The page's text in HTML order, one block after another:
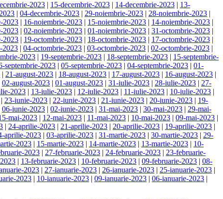
2023 | 15-decembrie-2023 | 14-decembrie-2023 | 13-
| 04-decembrie-2023 | 29-noiembrie-2023 | 28-noiembrie-2023 |
2023 | 16-noiembrie-2023 | 15-noiembrie-2023 | 14-noiembrie-2023 |
2023 | 02-noiembrie-2023 | 01-noiembrie-2023 | 31-octombrie-2023 |
2023 | 19-octombrie-2023 | 18-octombrie-2023 | 17-octombrie-2023 |
2023 | 04-octombrie-2023 | 03-octombrie-2023 | 02-octombrie-2023 |
2023 | 19-septembrie-2023 | 18-septembrie-2023 | 15-septembrie-
septembrie-2023 | 05-septembrie-2023 | 04-septembrie-2023 | 01-
| 21-august-2023 | 18-august-2023 | 17-august-2023 | 16-august-2023 |
02-august-2023 | 01-august-2023 | 31-iulie-2023 | 28-iulie-2023 | 27-
2023 | 13-iulie-2023 | 12-iulie-2023 | 11-iulie-2023 | 10-iulie-2023 |
| 23-iunie-2023 | 22-iunie-2023 | 21-iunie-2023 | 20-iunie-2023 | 19-
06-iunie-2023 | 02-iunie-2023 | 31-mai-2023 | 30-mai-2023 | 29-mai-
mai-2023 | 12-mai-2023 | 11-mai-2023 | 10-mai-2023 | 09-mai-2023 |
| 24-aprilie-2023 | 21-aprilie-2023 | 20-aprilie-2023 | 19-aprilie-2023 |
aprilie-2023 | 03-aprilie-2023 | 31-martie-2023 | 30-martie-2023 | 29-
2023 | 15-martie-2023 | 14-martie-2023 | 13-martie-2023 | 10-
2023 | 27-februarie-2023 | 24-februarie-2023 | 23-februarie-
| 13-februarie-2023 | 10-februarie-2023 | 09-februarie-2023 | 08-
2023 | 27-ianuarie-2023 | 26-ianuarie-2023 | 25-ianuarie-2023 |
2023 | 10-ianuarie-2023 | 09-ianuarie-2023 | 06-ianuarie-2023 |